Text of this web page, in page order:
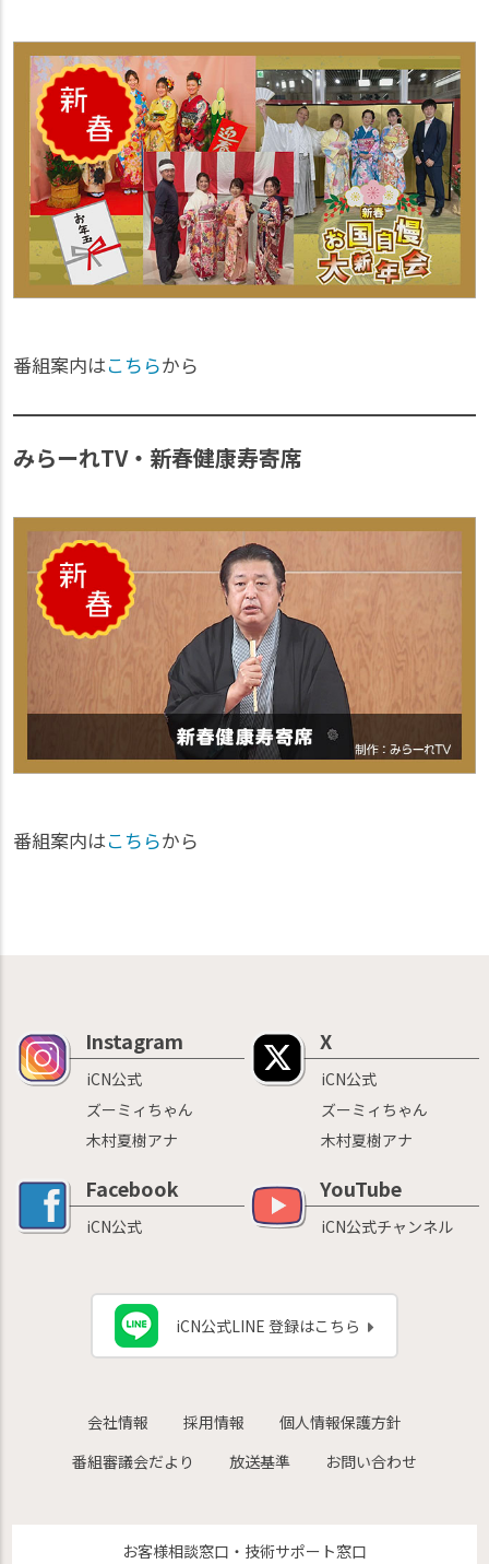
番組案内はこちらから
みらーれTV・新春健康寿寄席
番組案内はこちらから
Instagram
iCN公式
ズーミィちゃん
木村夏樹アナ
X
iCN公式
ズーミィちゃん
木村夏樹アナ
Facebook
iCN公式
YouTube
iCN公式チャンネル
iCN公式LINE 登録はこちら
会社情報 採用情報
個人情報保護方針
番組審議会だより
放送基準 お問い合わせ
お客様相談窓口・技術サポート窓口